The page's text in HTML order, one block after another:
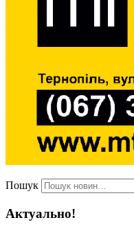
Пошук
Актуально!